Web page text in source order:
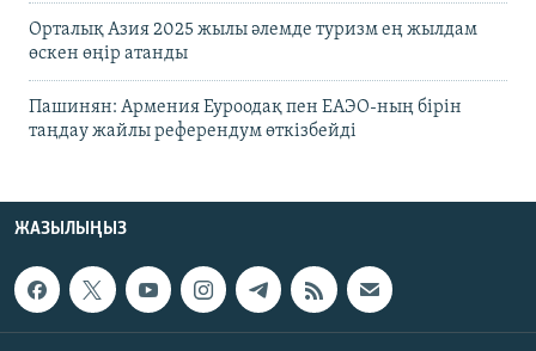
Орталық Азия 2025 жылы әлемде туризм ең жылдам
өскен өңір атанды
Пашинян: Армения Еуроодақ пен ЕАЭО-ның бірін
таңдау жайлы референдум өткізбейді
ЖАЗЫЛЫҢЫЗ